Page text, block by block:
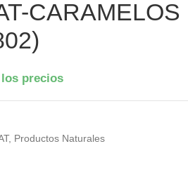
CARAMELOS
precios
, Productos Naturales